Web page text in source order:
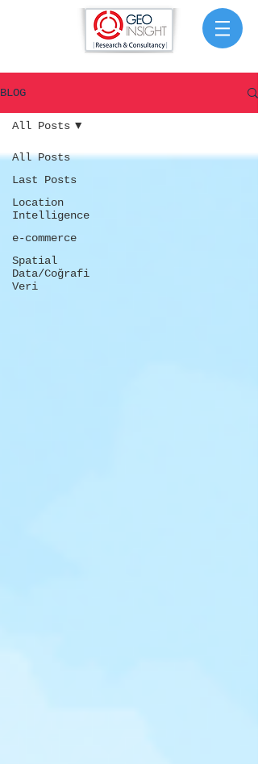
BLOG
All Posts
Last Posts
Location
Intelligence
e-commerce
Spatial
Data/Coğrafi
Veri
All Posts